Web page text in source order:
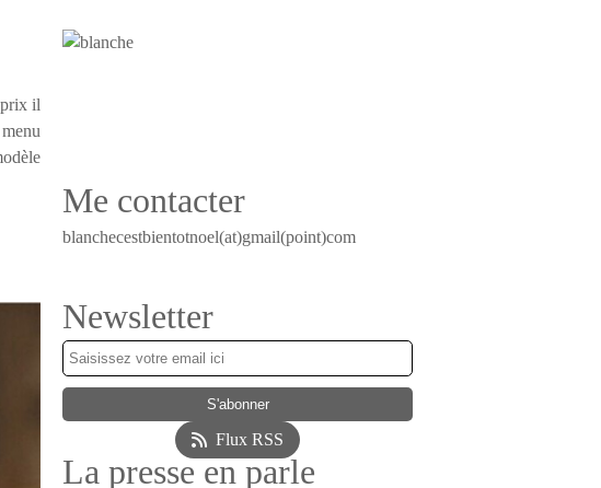
prix il
Me contacter
blanchecestbientotnoel(at)gmail(point)com
Newsletter
Flux RSS
La presse en parle